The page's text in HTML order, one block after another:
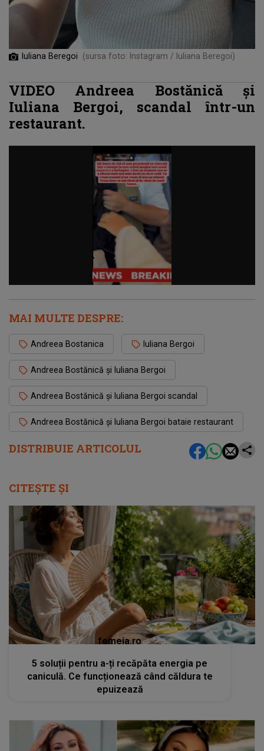
DISTRIBUIE ARTICOLUL
Iuliana Beregoi (sursa foto: Instagram / Iuliana Beregoi)
VIDEO Andreea Bostănică și
Iuliana Bergoi, scandal într-un
restaurant.
MAI MULTE DESPRE:
Andreea Bostanica Iuliana Bergoi
Andreea Bostănică și Iuliana Bergoi
Andreea Bostănică și Iuliana Bergoi scandal
Andreea Bostănică și Iuliana Bergoi bataie restaurant
CITEȘTE ȘI
femeia.ro
5 soluții pentru a-ți recăpăta energia pe
caniculă. Ce funcționează când căldura te
epuizează